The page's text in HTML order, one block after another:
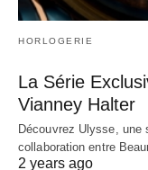
HORLOGERIE
La Série
Vianney Halter
Découvrez Ulysse,
collaboration entre
2 years ago